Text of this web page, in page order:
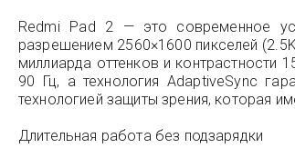
Redmi Pad 2 — это современное
разрешением 2560×1600 пикселей
миллиарда оттенков и контрастности
90 Гц, а технология AdaptiveSync
технологией защиты зрения, которая
Длительная работа без подзарядки